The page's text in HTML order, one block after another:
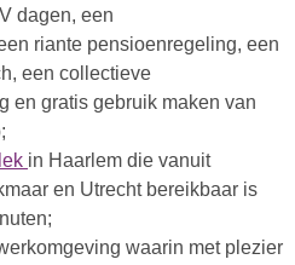
dagen, een
riante pensioenregeling, een
een collectieve
en gratis gebruik maken van
in Haarlem die vanuit
en Utrecht bereikbaar is
waarin met plezier